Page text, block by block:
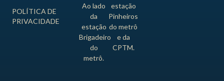
POLÍTICA DE
PRIVACIDADE
Ao lado
da
estação
Brigadeiro
do
metrô.
estação
Pinheiros
do metrô
e da
CPTM.